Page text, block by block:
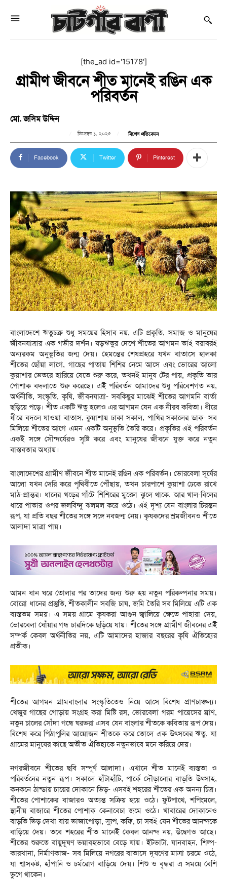
[the_ad id='15178']
গ্রামীণ জীবনে শীত মানেই রঙিন এক
পরিবর্তন
মো. জসিম উদ্দিন
ডিসেম্বর ১, ২০২৫ বিশেষ প্রতিবেদন
Facebook Twitter Pinterest
বাংলাদেশে ঋতুচক্র শুধু সময়ের হিসাব নয়, এটি প্রকৃতি, সমাজ ও মানুষের
জীবনযাত্রার এক গভীর দর্শন। ষড়ঋতুর দেশে শীতের আগমন তাই বরাবরই
অন্যরকম অনুভূতির জন্ম দেয়। হেমন্তের শেষপ্রহরে যখন বাতাসে হালকা
শীতের ছোঁয়া লাগে, গাছের পাতায় শিশির নেমে আসে এবং ভোরের আলো
কুয়াশার ভেতরে হারিয়ে যেতে শুরু করে, তখনই মানুষ টের পায়, প্রকৃতি তার
পোশাক বদলাতে শুরু করেছে। এই পরিবর্তন আমাদের শুধু পরিবেশগত নয়,
অর্থনীতি, সংস্কৃতি, কৃষি, জীবনযাত্রা- সবকিছুর মাঝেই শীতের আগমনি বার্তা
ছড়িয়ে পড়ে। ​শীত একটি ঋতু হলেও এর আগমন যেন এক নীরব কবিতা। ধীরে
ধীরে বদলে যাওয়া বাতাস, কুয়াশায় ঢাকা সকাল, পাখির সকালের ডাক- সব
মিলিয়ে শীতের আগে এমন একটি অনুভূতি তৈরি করে। প্রকৃতির এই পরিবর্তন
একই সঙ্গে সৌন্দর্যেরও সৃষ্টি করে এবং মানুষের জীবনে যুক্ত করে নতুন
বাস্তবতার অধ্যায়।
বাংলাদেশের গ্রামীণ জীবনে শীত মানেই রঙিন এক পরিবর্তন। ভোরবেলা সূর্যের
আলো যখন দেরি করে পৃথিবীতে পৌঁছায়, তখন চারপাশে কুয়াশা ঢেকে রাখে
মাঠ-প্রান্তর। ধানের খড়ের গাঁটে শিশিরের মুক্তো ঝুলে থাকে, আর খাল-বিলের
ধারে পাতার ওপর জলবিন্দু ঝলমল করে ওঠে। এই দৃশ্য যেন বাংলার চিরন্তন
রূপ, যা প্রতি বছর শীতের সঙ্গে সঙ্গে নবজন্ম নেয়। কৃষকদের শ্রমজীবনও শীতে
আলাদা মাত্রা পায়।
আমন ধান ঘরে তোলার পর তাদের জন্য শুরু হয় নতুন পরিকল্পনার সময়।
বোরো ধানের প্রস্তুতি, শীতকালীন সবজি চাষ, জমি তৈরি সব মিলিয়ে এটি এক
ব্যস্ততম সময়। এ সময় গ্রামে কৃষকরা আগুন জ্বালিয়ে ক্ষেতে পাহারা দেয়,
ভোরবেলা ধোঁয়ার গন্ধ চারদিকে ছড়িয়ে যায়। শীতের সঙ্গে গ্রামীণ জীবনের এই
সম্পর্ক কেবল অর্থনীতির নয়, এটি আমাদের হাজার বছরের কৃষি ঐতিহ্যের
প্রতীক।
​শীতের আগমন গ্রামবাংলার সংস্কৃতিতেও নিয়ে আসে বিশেষ প্রাণচাঞ্চল্য।
খেজুর গাছের গোড়ায় সংগ্রহ করা মিষ্টি রস, ভোরবেলা গরম পায়েসের ঘ্রাণ,
নতুন চালের সোঁদা গন্ধে ঘরভরা এসব যেন বাংলার শীতকে কবিতায় রূপ দেয়।
বিশেষ করে পিঠাপুলির আয়োজন শীতকে করে তোলে এক উৎসবের ঋতু, যা
গ্রামের মানুষের কাছে অতীত ঐতিহ্যকে নতুনভাবে মনে করিয়ে দেয়।
নগরজীবনে শীতের ছবি সম্পূর্ণ আলাদা। এখানে শীত মানেই ব্যস্ততা ও
পরিবর্তনের নতুন রূপ। সকালে হাঁটাহাঁটি, পার্কে দৌড়ানোর বাড়তি উৎসাহ,
কনকনে ঠান্ডায় চায়ের দোকানে ভিড়- এসবই শহরের শীতের এক অনন্য চিত্র।
শীতের পোশাকের বাজারও অত্যন্ত সক্রিয় হয়ে ওঠে। ফুটপাথে, শপিংমলে,
স্থানীয় বাজারে শীতের পোশাক কেনাবেচা জমে ওঠে। খাবারের দোকানেও
বাড়তি ভিড় দেখা যায় ভাজাপোড়া, স্যুপ, কফি, চা সবই যেন শীতের আনন্দকে
বাড়িয়ে দেয়। তবে শহরের শীত মানেই কেবল আনন্দ নয়, উদ্বেগও আছে।
শীতের শুরুতে বায়ুদূষণ ভয়াবহভাবে বেড়ে যায়। ইটভাটা, যানবাহন, শিল্প-
কারখানা, নির্মাণকাজ- সব মিলিয়ে নগরের বাতাসে দূষণের মাত্রা চরমে ওঠে,
যা শ্বাসকষ্ট, হাঁপানি ও চর্মরোগ বাড়িয়ে দেয়। শিশু ও বৃদ্ধরা এ সময়ে বেশি
ভুগে থাকেন।